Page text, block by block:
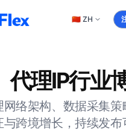
🇨🇳 ZH
代理IP行业
网络架构、数据采集策
与跨境增长，持续发